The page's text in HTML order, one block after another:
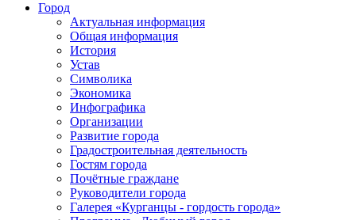
Город
Актуальная информация
Общая информация
История
Устав
Символика
Экономика
Инфографика
Организации
Развитие города
Градостроительная деятельность
Гостям города
Почётные граждане
Руководители города
Галерея «Курганцы - гордость города»